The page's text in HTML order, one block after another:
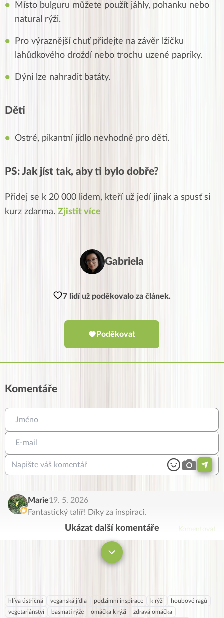
Místo bulguru můžete použít jáhly, pohanku nebo
natural rýži.
Pro výraznější chuť přidejte na závěr lžičku
lahůdkového droždí nebo trochu uzené papriky.
Dýni lze nahradit batáty.
Děti
Ostré, pikantní jídlo nevhodné pro děti.
PS: Jak jíst tak, aby ti bylo dobře?
Přidej se k 20 000 lidem, kteří už jedí jinak a spusť si
kurz zdarma. Zjistit více
Gabriela
7 lidí už poděkovalo za článek.
Poděkovat
Komentáře
Marie19. 5. 2026
Fantastický talíř! Díky za inspiraci.
Komentovat
Ukázat další komentáře
hlíva ústřičná veganská jídla podzimní inspirace k rýži
houbové ragú
vegetariánství
basmati rýže omáčka k rýži
zdravá omáčka